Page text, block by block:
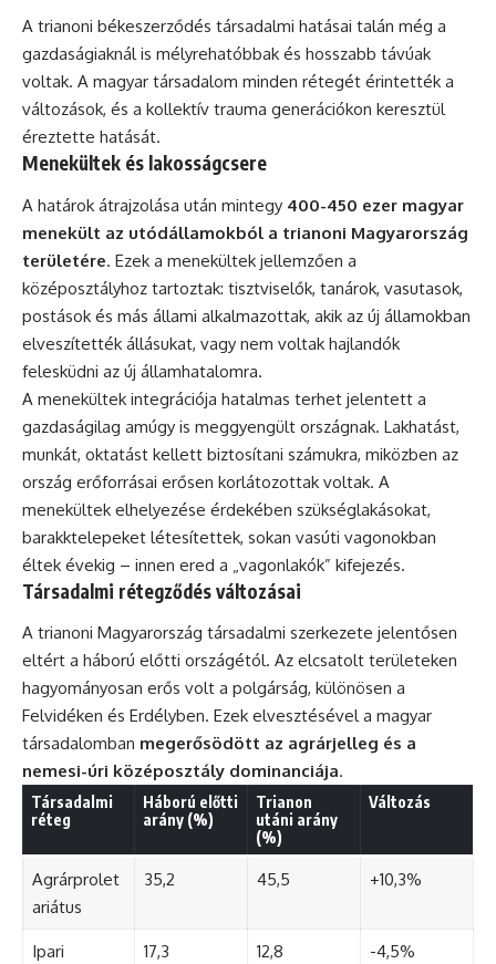
A trianoni békeszerződés társadalmi hatásai talán még a
gazdaságiaknál is mélyrehatóbbak és hosszabb távúak
voltak. A magyar társadalom minden rétegét érintették a
változások, és a kollektív trauma generációkon keresztül
éreztette hatását.
Menekültek és lakosságcsere
A határok átrajzolása után mintegy 400-450 ezer magyar
menekült az utódállamokból a trianoni Magyarország
területére. Ezek a menekültek jellemzően a
középosztályhoz tartoztak: tisztviselők, tanárok, vasutasok,
postások és más állami alkalmazottak, akik az új államokban
elveszítették állásukat, vagy nem voltak hajlandók
felesküdni az új államhatalomra.
A menekültek integrációja hatalmas terhet jelentett a
gazdaságilag amúgy is meggyengült országnak. Lakhatást,
munkát, oktatást kellett biztosítani számukra, miközben az
ország erőforrásai erősen korlátozottak voltak. A
menekültek elhelyezése érdekében szükséglakásokat,
barakktelepeket létesítettek, sokan vasúti vagonokban
éltek évekig – innen ered a „vagonlakók” kifejezés.
Társadalmi rétegződés változásai
A trianoni Magyarország társadalmi szerkezete jelentősen
eltért a háború előtti országétól. Az elcsatolt területeken
hagyományosan erős volt a polgárság, különösen a
Felvidéken és Erdélyben. Ezek elvesztésével a magyar
társadalomban megerősödött az agrárjelleg és a
nemesi-úri középosztály dominanciája.
Társadalmi
réteg
Háború előtti
arány (%)
Trianon
utáni arány
(%)
Változás
Agrárprolet
ariátus
35,2 45,5 +10,3%
Ipari
17,3 12,8 -4,5%